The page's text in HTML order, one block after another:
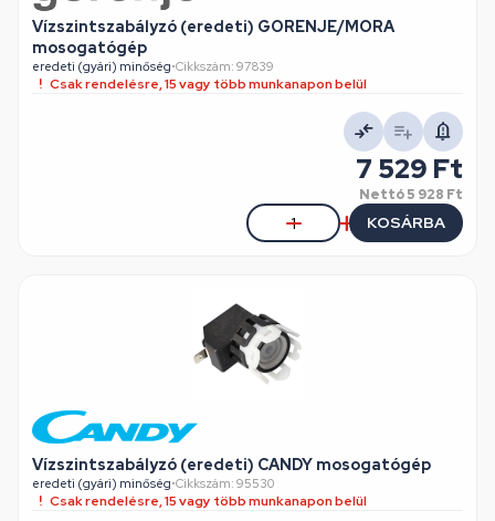
Vízszintszabályzó (eredeti) GORENJE/MORA
mosogatógép
eredeti (gyári) minőség•Cikkszám: 97839
Csak rendelésre, 15 vagy több munkanapon belül
7 529 Ft
Nettó5 928 Ft
KOSÁRBA
Vízszintszabályzó (eredeti) CANDY mosogatógép
eredeti (gyári) minőség•Cikkszám: 95530
Csak rendelésre, 15 vagy több munkanapon belül